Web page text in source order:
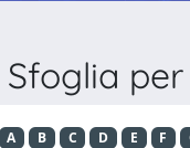
Sfoglia
A B C D E F